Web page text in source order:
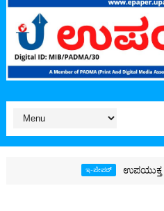
ಉಪಯುಕ್ತ ನ್ಯೂಸ್ ಇ-